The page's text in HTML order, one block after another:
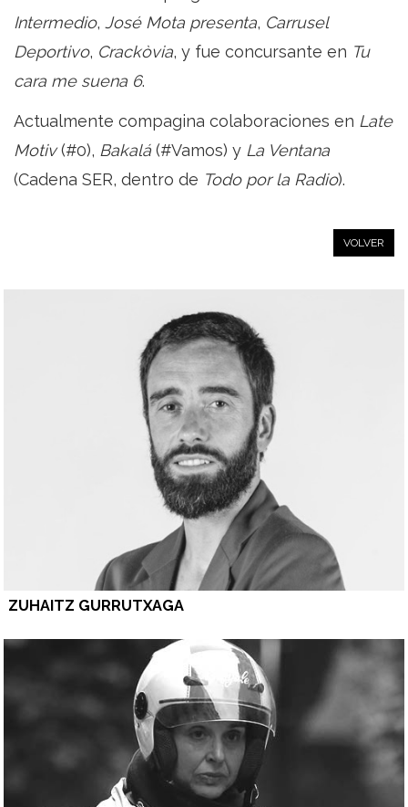
Intermedio, José Mota presenta, Carrusel
Deportivo, Crackòvia, y fue concursante en Tu
cara me suena 6.
Actualmente compagina colaboraciones en Late
Motiv(#0), Bakalá (#Vamos) y La Ventana
(Cadena SER, dentro de Todo por la Radio).
VOLVER
ZUHAITZ GURRUTXAGA